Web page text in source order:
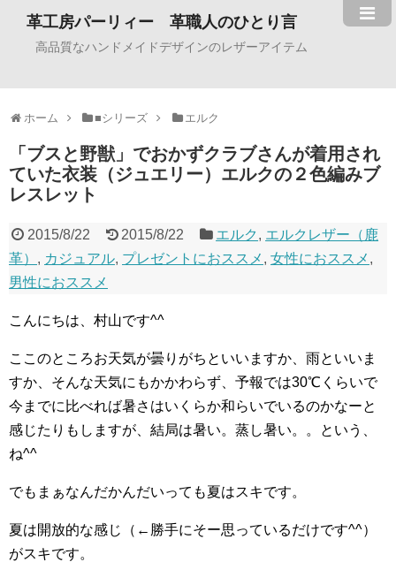
革工房パーリィー 革職人のひとり言
高品質なハンドメイドデザインのレザーアイテム
ホーム ■シリーズ エルク
「ブスと野獣」でおかずクラブさんが着用され
ていた衣装（ジュエリー）エルクの２色編みブ
レスレット
2015/8/22 2015/8/22 エルク , エルクレザー（鹿
革） , カジュアル, プレゼントにおススメ , 女性におススメ ,
男性におススメ
こんにちは、村山です^^
ここのところお天気が曇りがちといいますか、雨といいま
すか、そんな天気にもかかわらず、予報では30℃くらいで
今までに比べれば暑さはいくらか和らいでいるのかなーと
感じたりもしますが、結局は暑い。蒸し暑い。。という、
ね^^
でもまぁなんだかんだいっても夏はスキです。
夏は開放的な感じ（←勝手にそー思っているだけです^^）
がスキです。